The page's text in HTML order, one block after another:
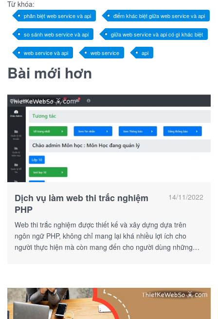
Từ khóa:
phân biệt web service và api điểm khác biệt giữa web service và api
so sánh web service và api giữa web service và api có gì khác biệt
web service và api web service api
Bài mới hơn
14/11/2022
Dịch vụ làm web thi trắc nghiệm
PHP
Web thi trắc nghiệm được thiết kế và xây dựng dựa trên
ngôn ngữ PHP, không chỉ mang lại khá nhiều lợi ích cho
người thực hiện mà còn mang đến cho người dùng những